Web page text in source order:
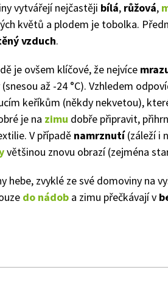
vytvářejí nejčastěji bílá, růžová,
květů a plodem je tobolka.
vzduch.
je ovšem klíčové, že nejvíce
až -24 °C). Vzhledem
keříkům (někdy nekvetou),
je na zimu dobře připravit,
V případě namrznutí(záleží i
většinou znovu obrazí (zejména
hebe, zvyklé ze své domoviny na
do nádob a zimu přečkávají v